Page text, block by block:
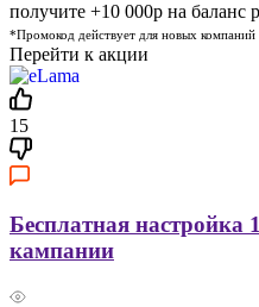
получите +10 000р на баланс
*Промокод действует для новых компаний
Перейти к акции
15
Бесплатная настройка
кампании